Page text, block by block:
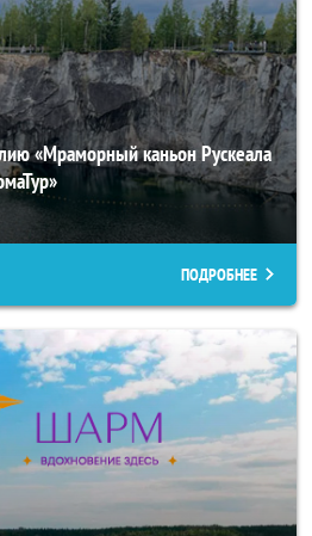
«Мраморный каньон Рускеала
ПОДРОБНЕЕ